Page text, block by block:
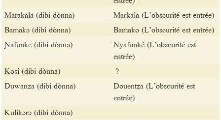
Marakala (dibi dònna)
Markala (L’obscurité est entrée)
Bamakɔ (dibi dònna)
Bamako (L’obscurité est entrée)
Ɲafunke (dibi dònna)
Nyafunké (L’obscurité est
entrée)
Kosi (dibi dònna)
?
Duwanza (dibi dònna)
Douentza (L’obscurité est
entrée)
Kulikɔrɔ (dibi dònna)